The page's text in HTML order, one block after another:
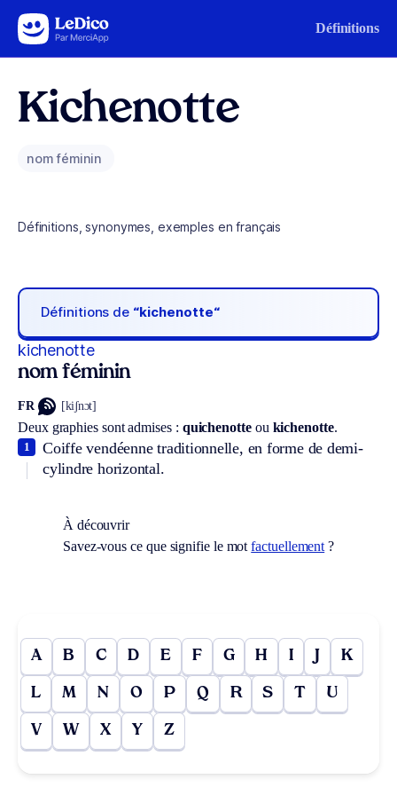
Aller au contenu Définitions
Kichenotte
nom féminin
Définitions, synonymes, exemples en français
Définitions de “kichenotte“
kichenotte
nom féminin
FR [kiʃnɔt]
Deux graphies sont admises : quichenotte ou kichenotte.
Coiffe vendéenne traditionnelle, en forme de demi-
cylindre horizontal.
1
À découvrir
Savez-vous ce que signifie le motfactuellement ?
A B C D E F G H I J K
L M N O P Q R S T U
V W X Y Z